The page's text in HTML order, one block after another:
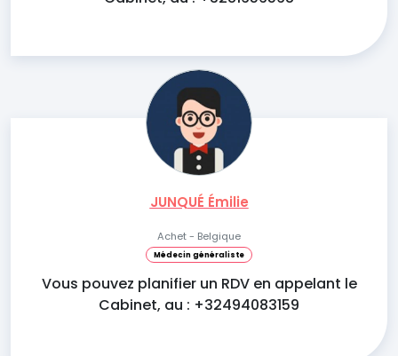
JUNQUÉ Émilie
Achet - Belgique
Médecin généraliste
Vous pouvez planifier un RDV en appelant le
Cabinet, au : +32494083159